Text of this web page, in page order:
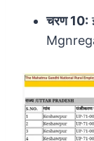
चरण 10: